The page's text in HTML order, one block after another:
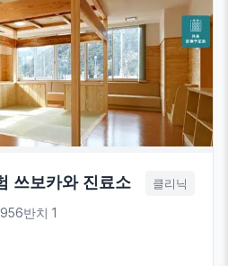
쓰보카와 진료소 클리닉
반치 1